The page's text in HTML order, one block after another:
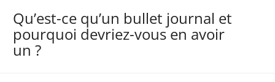
Qu’est-ce qu’un bullet journal et
pourquoi devriez-vous en avoir
un ?